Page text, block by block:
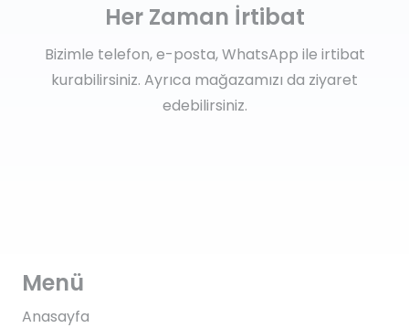
Her Zaman İrtibat
Bizimle telefon, e-posta, WhatsApp ile irtibat
kurabilirsiniz. Ayrıca mağazamızı da ziyaret
edebilirsiniz.
Menü
Anasayfa